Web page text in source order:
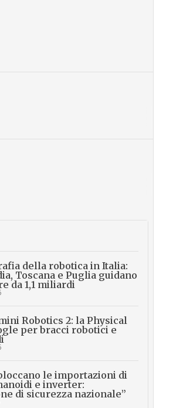
della robotica in Italia:
Toscana e Puglia guidano
da 1,1 miliardi
Robotics 2: la Physical
per bracci robotici e
le importazioni di
e inverter:
di sicurezza nazionale”